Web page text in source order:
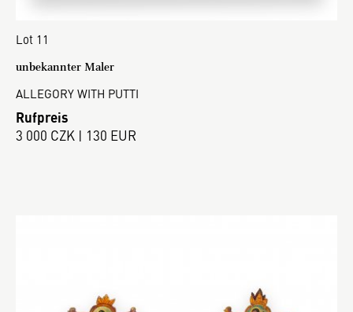
Lot 11
unbekannter Maler
ALLEGORY WITH PUTTI
Rufpreis
3 000 CZK | 130 EUR